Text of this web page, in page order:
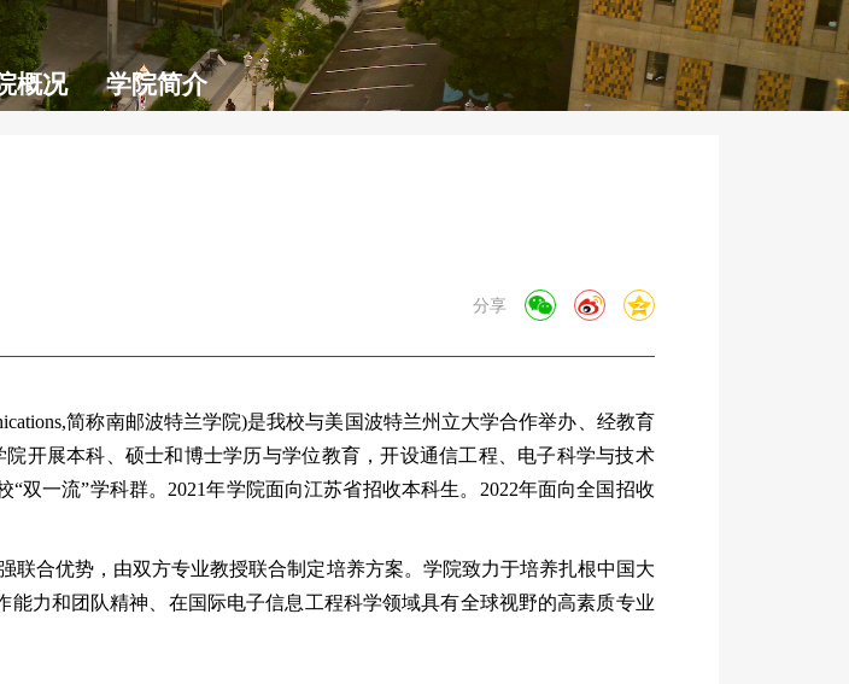
概况 学院简介
分享
简称南邮波特兰学院)是我校与美国波特兰州立大学合作举办、经教育
开展本科、硕士和博士学历与学位教育，开设通信工程、电子科学与技术
一流”学科群。2021年学院面向江苏省招收本科生。2022年面向全国招收
合优势，由双方专业教授联合制定培养方案。学院致力于培养扎根中国大
力和团队精神、在国际电子信息工程科学领域具有全球视野的高素质专业